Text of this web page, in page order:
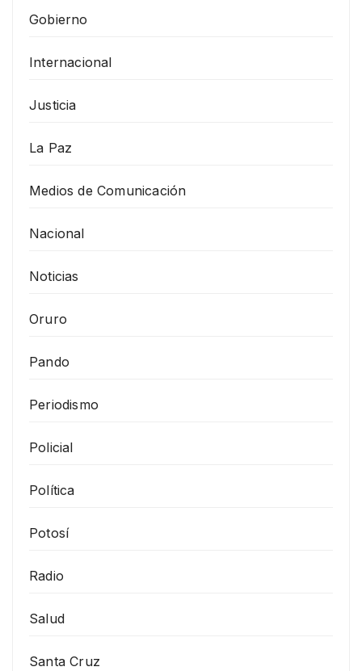
Gobierno
Internacional
Justicia
La Paz
Medios de Comunicación
Nacional
Noticias
Oruro
Pando
Periodismo
Policial
Política
Potosí
Radio
Salud
Santa Cruz